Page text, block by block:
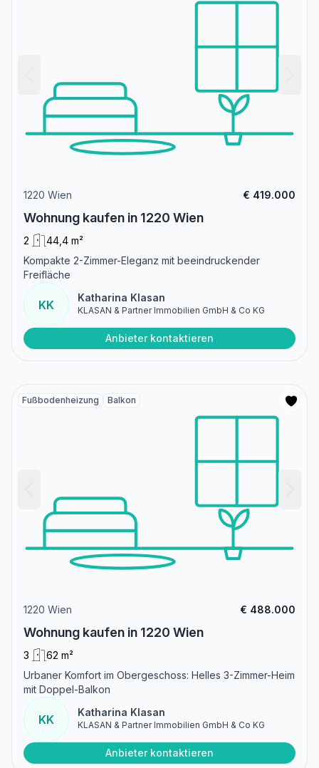
1220 Wien € 419.000
Wohnung kaufen in 1220 Wien
2
44,4 m²
Kompakte 2-Zimmer-Eleganz mit beeindruckender
Freifläche
KK
Katharina Klasan
KLASAN & Partner Immobilien GmbH & Co KG
Anbieter kontaktieren
Fußbodenheizung Balkon
1220 Wien € 488.000
Wohnung kaufen in 1220 Wien
3
62 m²
Urbaner Komfort im Obergeschoss: Helles 3-Zimmer-Heim
mit Doppel-Balkon
KK
Katharina Klasan
KLASAN & Partner Immobilien GmbH & Co KG
Anbieter kontaktieren